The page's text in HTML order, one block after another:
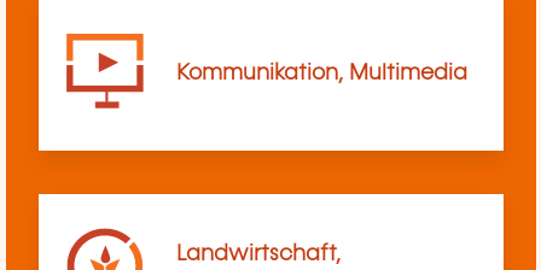
Kommunikation, Multimedia
Landwirtschaft,